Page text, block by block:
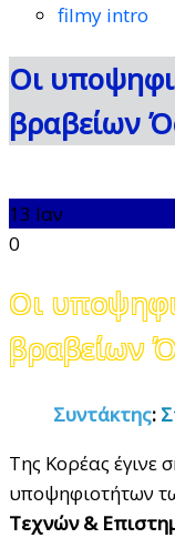
filmy intro
Οι
βραβείων
13 Ιαν
0
Οι
βραβείων
Συντάκτης:
Της Κορέας έγινε
υποψηφιοτήτων
Τεχνών &